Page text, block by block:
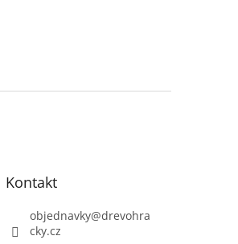
Kontakt
objednavky@drevohra
cky.cz